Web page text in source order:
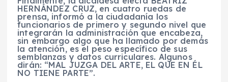
HERNÁNDEZ CRUZ, en cuatro ruedas de
prensa, informó a la ciudadanía los
funcionarios de primero y segundo nivel que
integrarán la administración que encabeza,
sin embargo algo que ha llamado por demás
la atención, es el peso específico de sus
semblanzas y datos curriculares. Algunos
dirán: “MAL JUZGA DEL ARTE, EL QUE EN ÉL
NO TIENE PARTE”.